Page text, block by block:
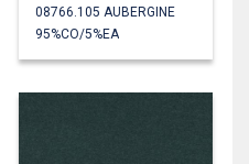
08766.105 AUBERGINE
95%CO/5%EA